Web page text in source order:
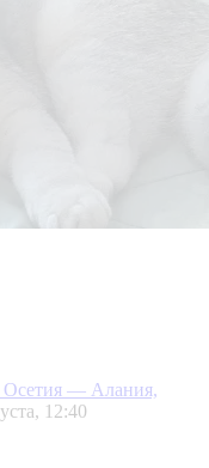
Осетия — Алания,
12:40